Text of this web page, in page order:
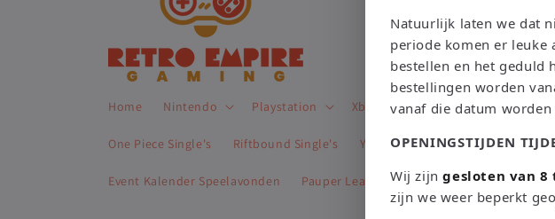
Home Nintendo Playstation Xbox Sega Atari
One Piece Single's Riftbound Single's Yu-Gi-Oh! Single's Funko Pop!
Event Kalender Speelavonden Pauper League Leaderboard
L
a
n
d
r
e
g
Natuurlijk laten we dat
periode komen er leuke
bestellen en het geduld
bestellingen worden
vanaf die datum worden
OPENINGSTIJDEN
Wij zijngesloten van 8
zijn we weer beperkt